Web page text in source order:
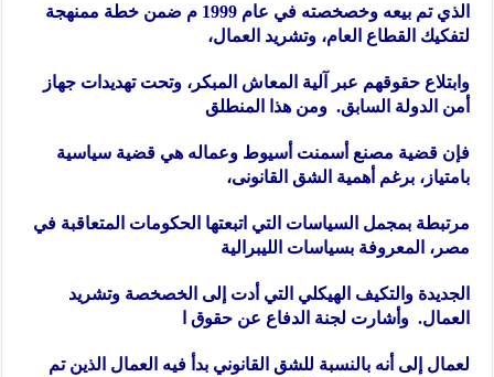
الذي تم بيعه وخصخصته في عام 1999 م ضمن خطة ممنهجة
لتفكيك القطاع العام، وتشريد العمال،
وابتلاع حقوقهم عبر آلية المعاش المبكر، وتحت تهديدات جهاز
أمن الدولة السابق. ومن هذا المنطلق
فإن قضية مصنع أسمنت أسيوط وعماله هي قضية سياسية
بامتياز، برغم أهمية الشق القانونى،
مرتبطة بمجمل السياسات التي اتبعتها الحكومات المتعاقبة في
مصر، المعروفة بسياسات الليبرالية
الجديدة والتكيف الهيكلي التي أدت إلى الخصخصة وتشريد
العمال. وأشارت لجنة الدفاع عن حقوق ا
لعمال إلى أنه بالنسبة للشق القانوني بدأ فيه العمال الذين تم